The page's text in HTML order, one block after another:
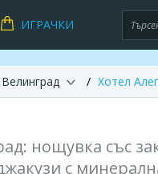
ИГРАЧКИ
Велинград Хотел
нощувка със
с